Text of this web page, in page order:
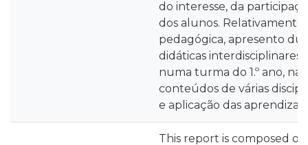
do interesse, da
dos alunos. Relativamente
pedagógica, apresento
didáticas
numa turma do 1.º ano,
conteúdos de várias
e aplicação das
This report is composed of